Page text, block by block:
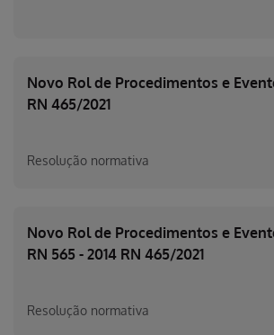
Novo Rol de Procedimentos e
RN 465/2021
Resolução normativa
Novo Rol de Procedimentos e
RN 565 - 2014 RN 465/2021
Resolução normativa